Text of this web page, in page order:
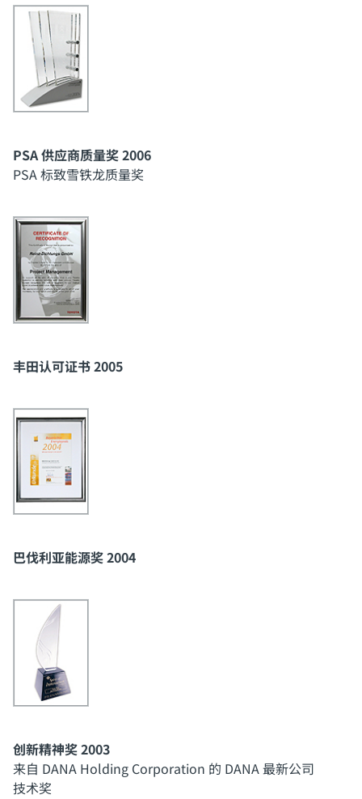
PSA 供应商质量奖 2006
PSA 标致雪铁龙质量奖
丰田认可证书 2005
巴伐利亚能源奖 2004
创新精神奖 2003
来自 DANA Holding Corporation 的 DANA 最新公司
技术奖